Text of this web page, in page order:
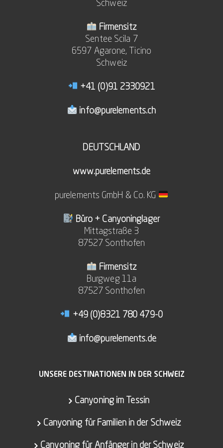
Schweiz
Firmensitz
Sentee Scila 7
6597 Agarone, Ticino
Schweiz
+41 (0)91 2330921
info@purelements.ch
DEUTSCHLAND
www.purelements.de
purelements GmbH & Co. KG
Büro + Canyoninglager
Mittagstraße 3
87527 Sonthofen
Firmensitz
Burgweg 11a
87527 Sonthofen
+49 (0)8321 780 479-0
info@purelements.de
UNSERE DESTINATIONEN IN DER SCHWEIZ
Canyoning im Tessin
Canyoning für Familien in der Schweiz
Canyoning für Anfänger in der Schweiz